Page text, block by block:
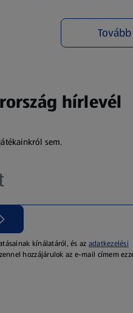
hírlevél
sem.
kínálatáról, és az adatkezelési
hozzájárulok az e-mail címem